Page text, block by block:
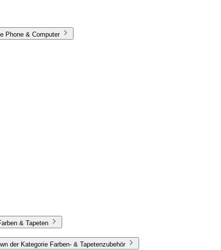
Phone & Computer
& Tapeten
der Kategorie Farben- & Tapetenzubehör